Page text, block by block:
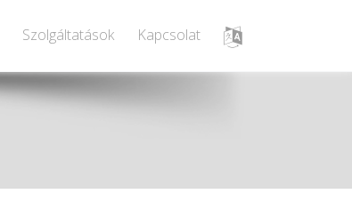
Szolgáltatások Kapcsolat